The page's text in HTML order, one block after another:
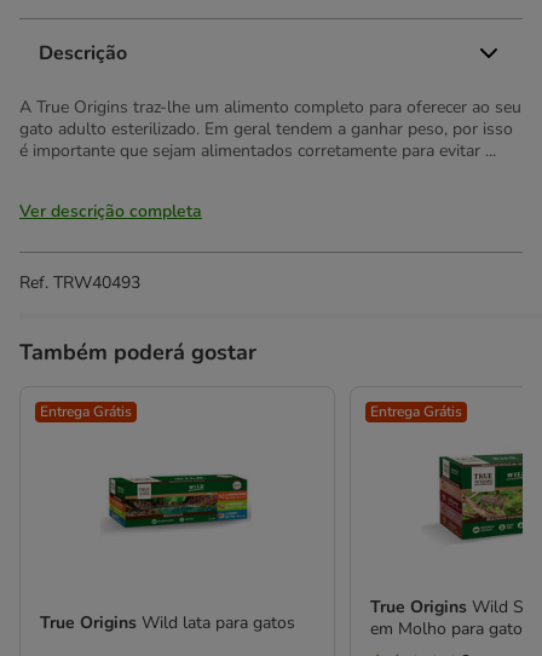
Descrição
A True Origins traz-lhe um alimento completo para oferecer ao seu
gato adulto esterilizado. Em geral tendem a ganhar peso, por isso
é importante que sejam alimentados corretamente para evitar ...
Ver descrição completa
Ref. TRW40493
Também poderá gostar
Entrega Grátis
True Origins Wild lata para gatos
Entrega Grátis
True OriginsWild
em Molho para gato